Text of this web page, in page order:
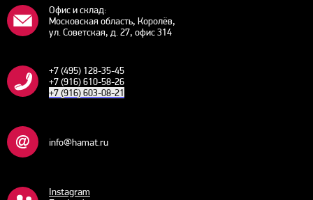
Офис и склад:
Московская область, Королёв,
ул. Советская, д. 27, офис 314
+7 (495) 128-35-45
+7 (916) 610-58-26
+7 (916) 603-08-21
info@hamat.ru
Instagram